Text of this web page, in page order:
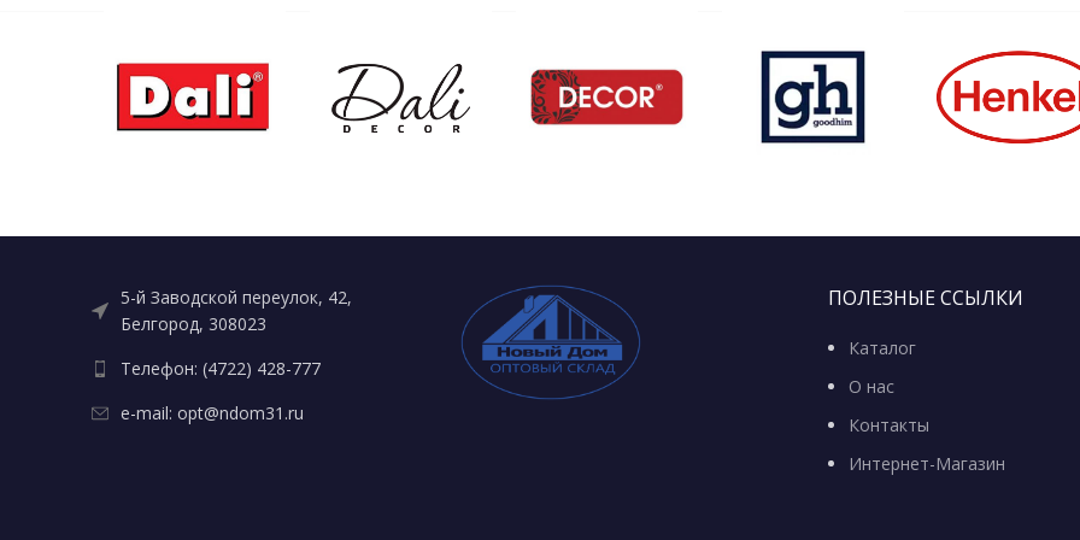
5-й Заводской переулок, 42,
Белгород, 308023
Телефон: (4722) 428-777
e-mail: opt@ndom31.ru
ПОЛЕЗНЫЕ ССЫЛКИ
Каталог
О нас
Контакты
Интернет-Магазин